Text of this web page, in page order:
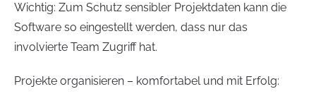
Wichtig: Zum Schutz sensibler Projektdaten kann die
Software so eingestellt werden, dass nur das
involvierte Team Zugriff hat.
Projekte organisieren – komfortabel und mit Erfolg: